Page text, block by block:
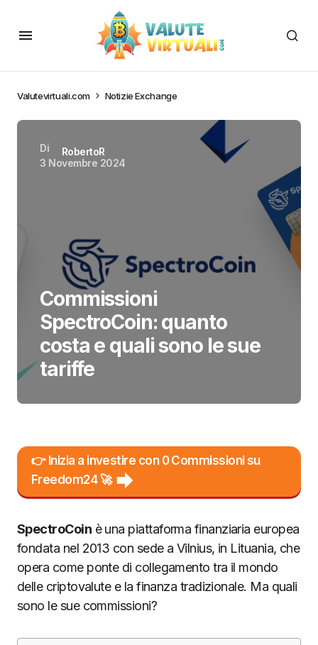
Valutevirtuali.com Notizie Exchange
Di
RobertoR
3 Novembre 2024
Commissioni
SpectroCoin: quanto
costa e quali sono le sue
tariffe
👉 Inizia a investire con 0 Commissioni su
Freedom24 🚀
SpectroCoin è una piattaforma finanziaria europea
fondata nel 2013 con sede a Vilnius, in Lituania, che
opera come ponte di collegamento tra il mondo
delle criptovalute e la finanza tradizionale. Ma quali
sono le sue commissioni?